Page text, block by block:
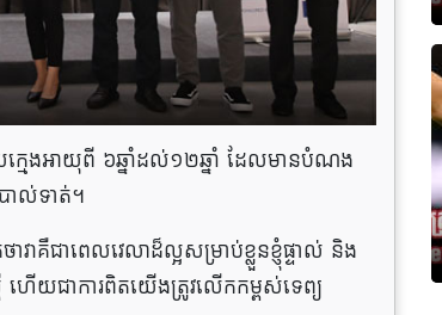
មេងអាយុពី ៦ឆ្នាំដល់១២ឆ្នាំ ដែលមានបំណង
ាល់ទាត់។
គឺជាពេលវេលាដ៏ល្អសម្រាប់ខ្លួនខ្ញុំផ្ទាល់ និង
ហើយជាការពិតយើងត្រូវលើកកម្ពស់ទេព្យ